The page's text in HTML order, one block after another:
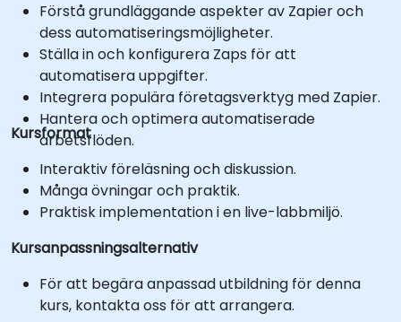
Förstå grundläggande aspekter av Zapier och
dess automatiseringsmöjligheter.
Ställa in och konfigurera Zaps för att
automatisera uppgifter.
Integrera populära företagsverktyg med Zapier.
Hantera och optimera automatiserade
arbetsflöden.
Kursformat
Interaktiv föreläsning och diskussion.
Många övningar och praktik.
Praktisk implementation i en live-labbmiljö.
Kursanpassningsalternativ
För att begära anpassad utbildning för denna
kurs, kontakta oss för att arrangera.